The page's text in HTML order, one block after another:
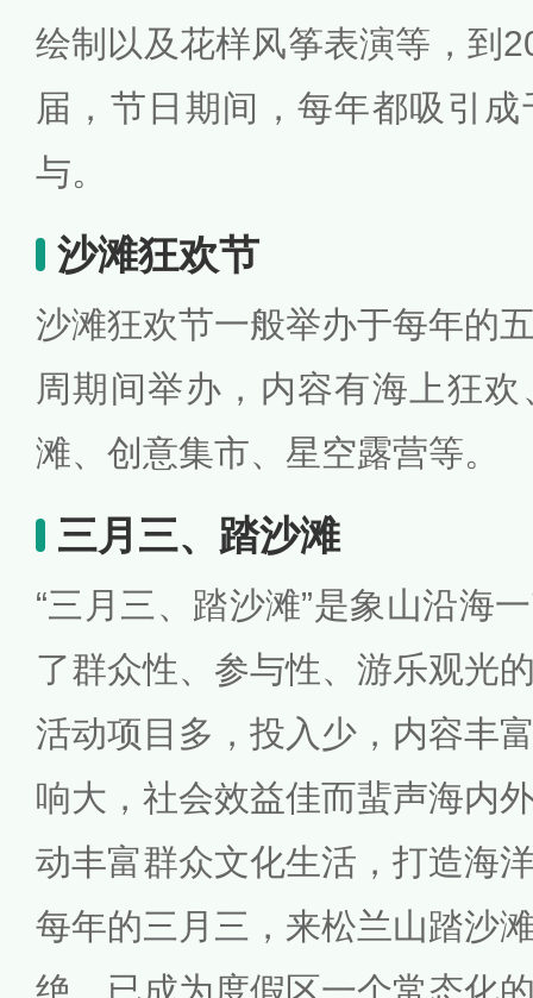
绘制以及花样风筝表演等，到
届，节日期间，每年都吸引
与。
沙滩狂欢节
沙滩狂欢节一般举办于每年的
周期间举办，内容有海上狂
滩、创意集市、星空露营等。
三月三、踏沙滩
“三月三、踏沙滩”是象山沿海
了群众性、参与性、游乐观光
活动项目多，投入少，内容丰
响大，社会效益佳而蜚声海内
动丰富群众文化生活，打造海
每年的三月三，来松兰山踏沙